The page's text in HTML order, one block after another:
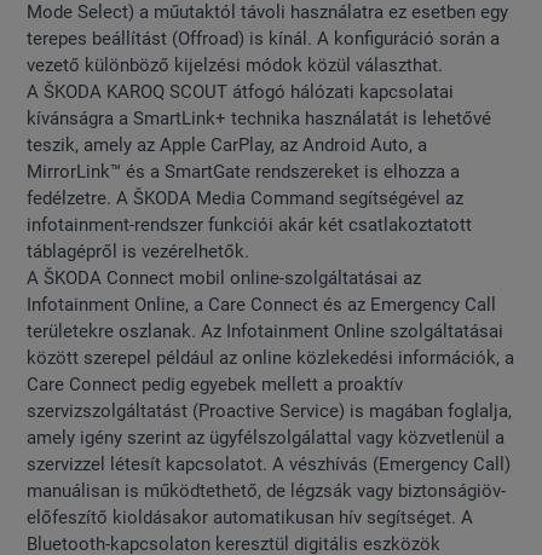
Mode Select) a műutaktól távoli használatra ez esetben egy
terepes beállítást (Offroad) is kínál. A konfiguráció során a
vezető különböző kijelzési módok közül választhat.
A ŠKODA KAROQ SCOUT átfogó hálózati kapcsolatai
kívánságra a SmartLink+ technika használatát is lehetővé
teszik, amely az Apple CarPlay, az Android Auto, a
MirrorLink™ és a SmartGate rendszereket is elhozza a
fedélzetre. A ŠKODA Media Command segítségével az
infotainment-rendszer funkciói akár két csatlakoztatott
táblagépről is vezérelhetők.
A ŠKODA Connect mobil online-szolgáltatásai az
Infotainment Online, a Care Connect és az Emergency Call
területekre oszlanak. Az Infotainment Online szolgáltatásai
között szerepel például az online közlekedési információk, a
Care Connect pedig egyebek mellett a proaktív
szervizszolgáltatást (Proactive Service) is magában foglalja,
amely igény szerint az ügyfélszolgálattal vagy közvetlenül a
szervizzel létesít kapcsolatot. A vészhívás (Emergency Call)
manuálisan is működtethető, de légzsák vagy biztonságiöv-
előfeszítő kioldásakor automatikusan hív segítséget. A
Bluetooth-kapcsolaton keresztül digitális eszközök